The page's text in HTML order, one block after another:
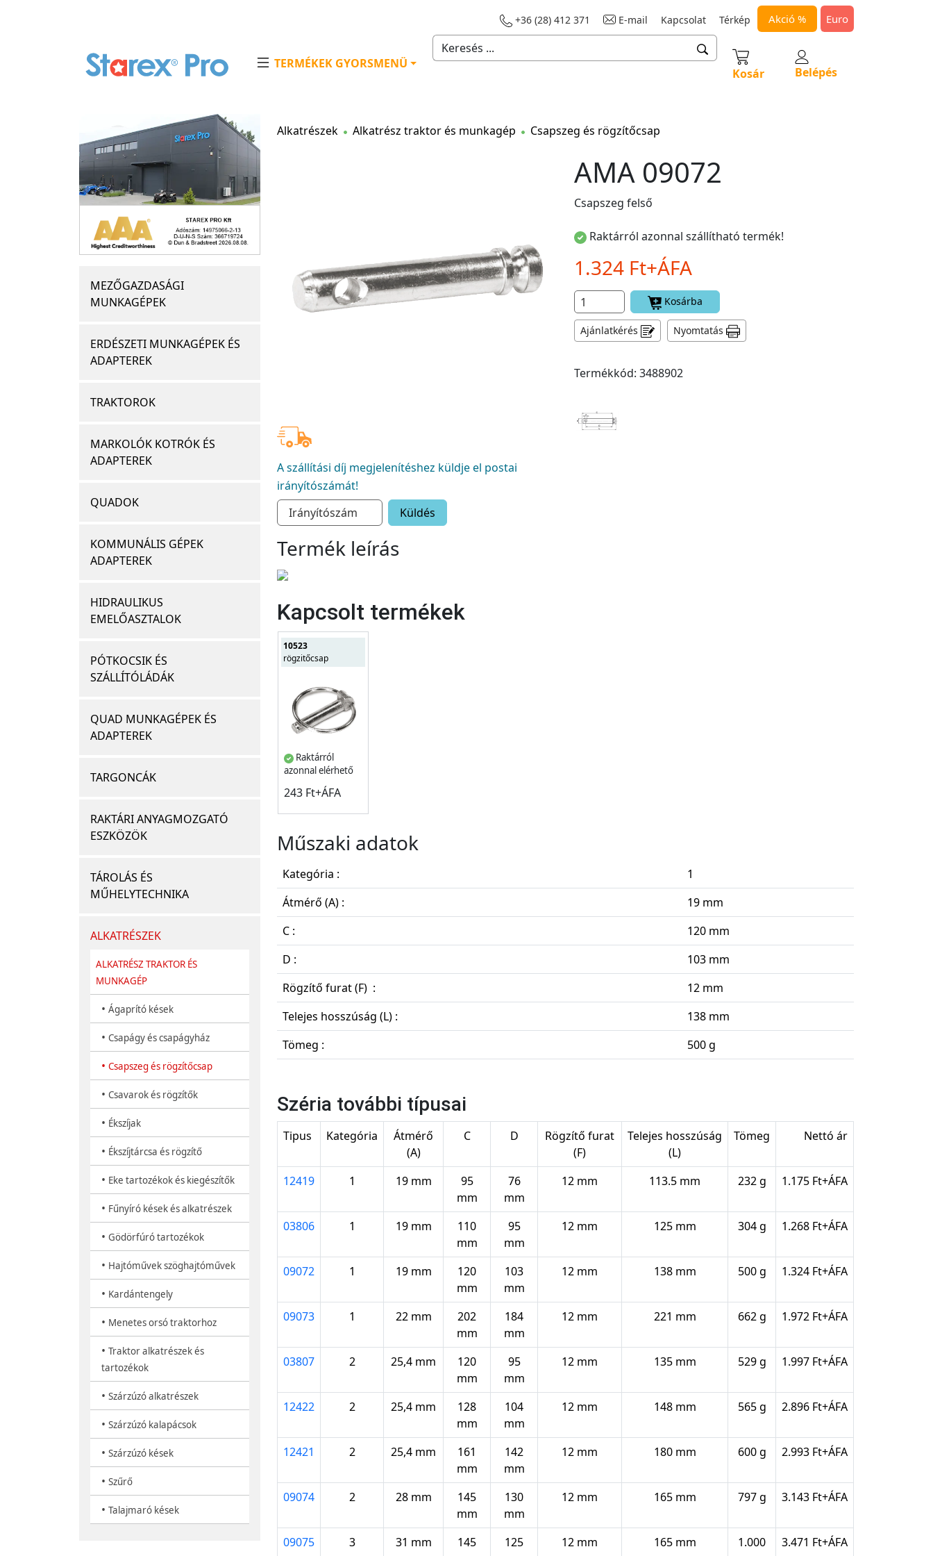
+36 (28) 412 371 E-mail Kapcsolat Térkép Akció % Euro
TERMÉKEK GYORSMENÜ
Kosár Belépés
MEZŐGAZDASÁGI
MUNKAGÉPEK
ERDÉSZETI MUNKAGÉPEK ÉS
ADAPTEREK
TRAKTOROK
MARKOLÓK KOTRÓK ÉS
ADAPTEREK
QUADOK
KOMMUNÁLIS GÉPEK
ADAPTEREK
HIDRAULIKUS
EMELŐASZTALOK
PÓTKOCSIK ÉS
SZÁLLÍTÓLÁDÁK
QUAD MUNKAGÉPEK ÉS
ADAPTEREK
TARGONCÁK
RAKTÁRI ANYAGMOZGATÓ
ESZKÖZÖK
TÁROLÁS ÉS
MŰHELYTECHNIKA
ALKATRÉSZEK
ALKATRÉSZ TRAKTOR ÉS
MUNKAGÉP
• Ágaprító kések
• Csapágy és csapágyház
• Csapszeg és rögzítőcsap
• Csavarok és rögzítők
• Ékszíjak
• Ékszíjtárcsa és rögzítő
• Eke tartozékok és kiegészítők
• Fűnyíró kések és alkatrészek
• Gödörfúró tartozékok
• Hajtóművek szöghajtóművek
• Kardántengely
• Menetes orsó traktorhoz
• Traktor alkatrészek és
tartozékok
• Szárzúzó alkatrészek
• Szárzúzó kalapácsok
• Szárzúzó kések
• Szűrő
• Talajmaró kések
Alkatrészek Alkatrész traktor és munkagép Csapszeg és rögzítőcsap
A szállítási díj megjelenítéshez küldje el postai
irányítószámát!
Küldés
AMA 09072
Csapszeg felső
Raktárról azonnal szállítható termék!
1.324 Ft+ÁFA
Kosárba
Ajánlatkérés Nyomtatás
Termékkód: 3488902
Termék leírás
Kapcsolt termékek
10523
rögzitőcsap
Raktárról
azonnal elérhető
243 Ft+ÁFA
Műszaki adatok
Kategória :
1
Átmérő (A) :
19 mm
C :
120 mm
D :
103 mm
Rögzítő furat (F) :
12 mm
Telejes hosszúság (L) :
138 mm
Tömeg :
500 g
Széria további típusai
Tipus Kategória
Átmérő
(A)
C D
Rögzítő furat
(F)
Telejes hosszúság
(L)
Tömeg Nettó ár
12419 1 19 mm
95
mm
76
mm
12 mm 113.5 mm 232 g 1.175 Ft+ÁFA
03806 1 19 mm
110
mm
95
mm
12 mm 125 mm 304 g 1.268 Ft+ÁFA
09072 1 19 mm
120
mm
103
mm
12 mm 138 mm 500 g 1.324 Ft+ÁFA
09073 1 22 mm
202
mm
184
mm
12 mm 221 mm 662 g 1.972 Ft+ÁFA
03807 2 25,4 mm
120
mm
95
mm
12 mm 135 mm 529 g 1.997 Ft+ÁFA
12422 2 25,4 mm
128
mm
104
mm
12 mm 148 mm 565 g 2.896 Ft+ÁFA
12421 2 25,4 mm
161
mm
142
mm
12 mm 180 mm 600 g 2.993 Ft+ÁFA
09074 2 28 mm
145
mm
130
mm
12 mm 165 mm 797 g 3.143 Ft+ÁFA
09075 3 31 mm
145
125
12 mm 165 mm
1.000
3.471 Ft+ÁFA